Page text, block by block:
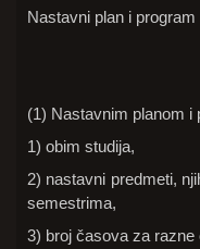
Nastavni plan i program
(1) Nastavnim planom i
1) obim studija,
2) nastavni predmeti,
semestrima,
3) broj časova za razne